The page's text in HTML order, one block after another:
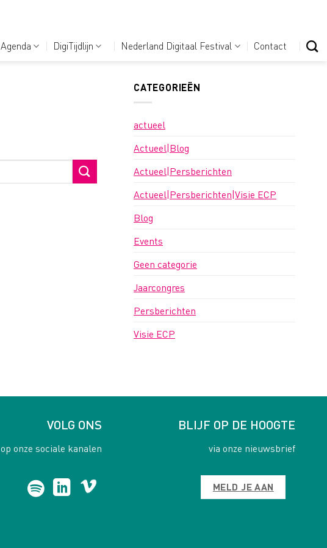
Agenda DigiTijdlijn Nederland Digitaal Festival Contact
CATEGORIEËN
actueel
Actueel|Blog
Actueel|Persberichten
Actueel|Persberichten|Visie ECP
Blog
Events
Geen categorie
Jaarcongres
Persberichten
Visie ECP
VOLG ONS
op onze sociale kanalen
BLIJF OP DE HOOGTE
via onze nieuwsbrief
MELD JE AAN